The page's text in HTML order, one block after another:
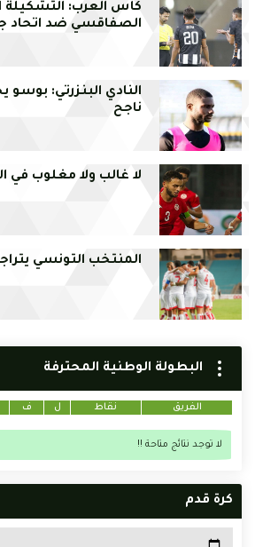
كأس العرب: التشكيلة
الصفاقسي ضد اتحاد
النادي البنزرتي:
ناجح
لا غالب ولا مغلوب في
المنتخب التونسي
البطولة الوطنية المحترفة
الفريق نقاط ل ف
لا توجد نتائج متاحة !!
كرة قدم